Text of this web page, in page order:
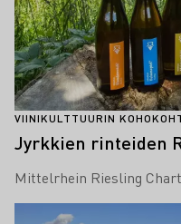
VIINIKULTTUURIN
Jyrkkien rinteiden
Mittelrhein Riesling
Lue lisää